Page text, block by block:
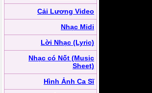
Cải Lương Video
Nhạc Midi
Lời Nhạc (Lyric)
Nhạc có Nốt (Music
Sheet)
Hình Ảnh Ca Sĩ